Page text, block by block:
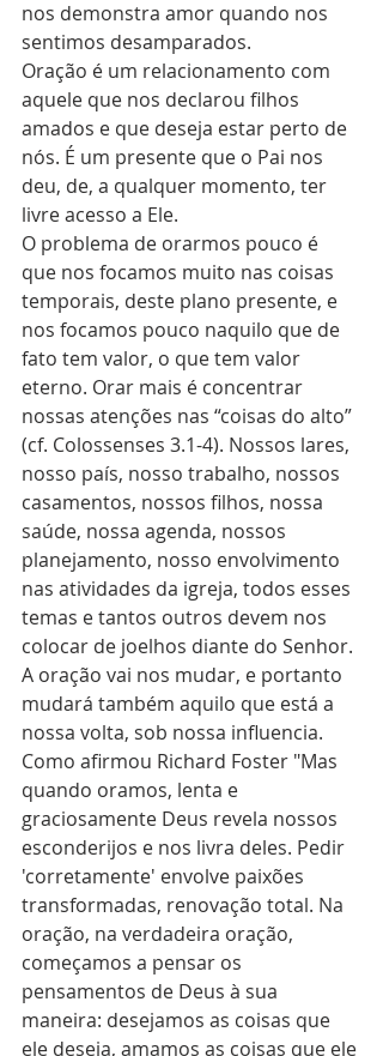
nos demonstra amor quando nos
sentimos desamparados.
Oração é um relacionamento com
aquele que nos declarou filhos
amados e que deseja estar perto de
nós. É um presente que o Pai nos
deu, de, a qualquer momento, ter
livre acesso a Ele.
O problema de orarmos pouco é
que nos focamos muito nas coisas
temporais, deste plano presente, e
nos focamos pouco naquilo que de
fato tem valor, o que tem valor
eterno. Orar mais é concentrar
nossas atenções nas “coisas do alto”
(cf. Colossenses 3.1-4). Nossos lares,
nosso país, nosso trabalho, nossos
casamentos, nossos filhos, nossa
saúde, nossa agenda, nossos
planejamento, nosso envolvimento
nas atividades da igreja, todos esses
temas e tantos outros devem nos
colocar de joelhos diante do Senhor.
A oração vai nos mudar, e portanto
mudará também aquilo que está a
nossa volta, sob nossa influencia.
Como afirmou Richard Foster "Mas
quando oramos, lenta e
graciosamente Deus revela nossos
esconderijos e nos livra deles. Pedir
'corretamente' envolve paixões
transformadas, renovação total. Na
oração, na verdadeira oração,
começamos a pensar os
pensamentos de Deus à sua
maneira: desejamos as coisas que
ele deseja, amamos as coisas que ele